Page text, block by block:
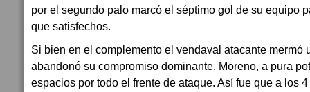
por el segundo palo marcó el séptimo gol de su equipo
que satisfechos.
Si bien en el complemento el vendaval atacante mermó
abandonó su compromiso dominante. Moreno, a pura
espacios por todo el frente de ataque. Así fue que a los